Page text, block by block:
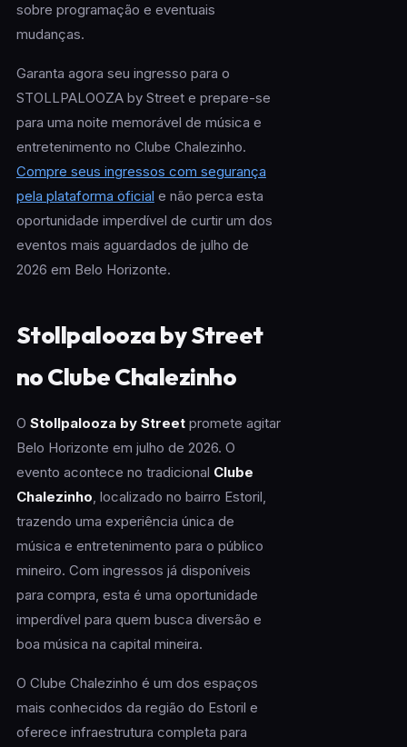
sobre programação e eventuais
mudanças.
Garanta agora seu ingresso para o
STOLLPALOOZA by Street e prepare-se
para uma noite memorável de música e
entretenimento no Clube Chalezinho.
Compre seus ingressos com segurança
pela plataforma oficial e não perca esta
oportunidade imperdível de curtir um dos
eventos mais aguardados de julho de
2026 em Belo Horizonte.
Stollpalooza by Street
no Clube Chalezinho
O Stollpalooza by Streetpromete agitar
Belo Horizonte em julho de 2026. O
evento acontece no tradicional Clube
Chalezinho, localizado no bairro Estoril,
trazendo uma experiência única de
música e entretenimento para o público
mineiro. Com ingressos já disponíveis
para compra, esta é uma oportunidade
imperdível para quem busca diversão e
boa música na capital mineira.
O Clube Chalezinho é um dos espaços
mais conhecidos da região do Estoril e
oferece infraestrutura completa para